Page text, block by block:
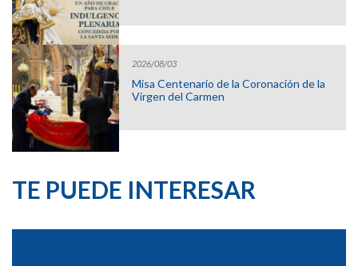
2026/08/03
Misa Centenario de la Coronación de la
Virgen del Carmen
TE PUEDE INTERESAR